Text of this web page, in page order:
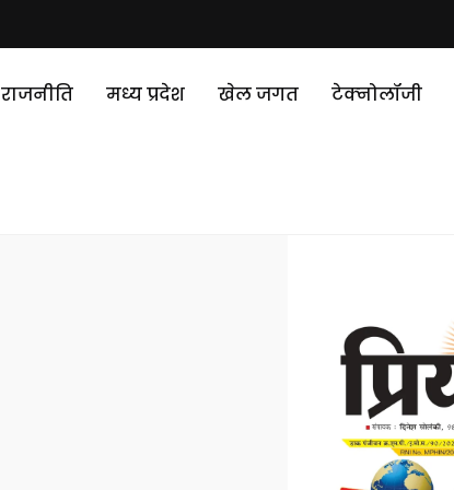
राजनीति मध्य प्रदेश खेल जगत टेक्‍नोलॉजी